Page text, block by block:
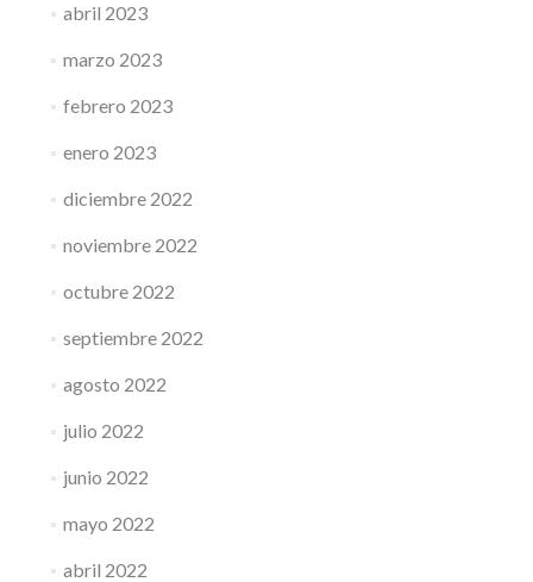
abril 2023
marzo 2023
febrero 2023
enero 2023
diciembre 2022
noviembre 2022
octubre 2022
septiembre 2022
agosto 2022
julio 2022
junio 2022
mayo 2022
abril 2022